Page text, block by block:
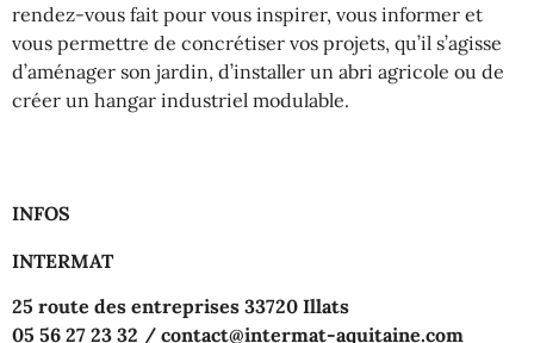
rendez-vous fait pour vous inspirer, vous informer et
vous permettre de concrétiser vos projets, qu’il s’agisse
d’aménager son jardin, d’installer un abri agricole ou de
créer un hangar industriel modulable.
INFOS
INTERMAT
25 route des entreprises 33720 Illats
05 56 27 23 32 / contact@intermat-aquitaine.com